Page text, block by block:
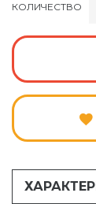
КОЛИЧЕСТВО